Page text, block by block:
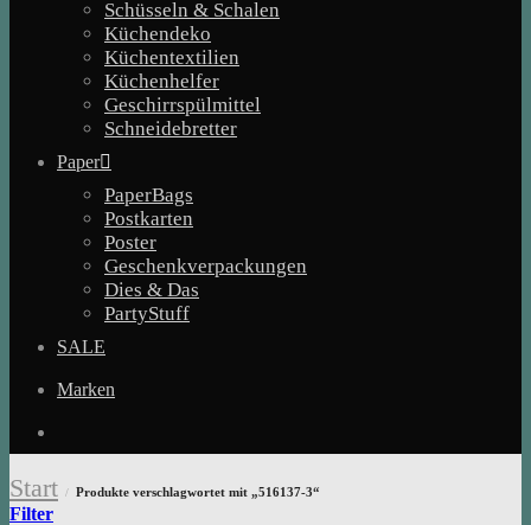
Schüsseln & Schalen
Küchendeko
Küchentextilien
Küchenhelfer
Geschirrspülmittel
Schneidebretter
Paper
PaperBags
Postkarten
Poster
Geschenkverpackungen
Dies & Das
PartyStuff
SALE
Marken
Start / Produkte verschlagwortet mit „516137-3“
Filter